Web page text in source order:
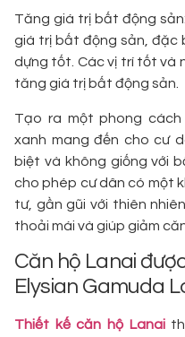
Tăng giá trị bất động
giá trị bất động sản, đặc
dựng tốt. Các vị trí tốt và
tăng giá trị bất động sản.
Tạo ra một phong
xanh mang đến cho cư
biệt và không giống với
cho phép cư dân có một
tư, gần gũi với thiên
thoải mái và giúp giảm
Căn hộ Lanai
Elysian Gamuda
Thiết kế căn hộ Lanai